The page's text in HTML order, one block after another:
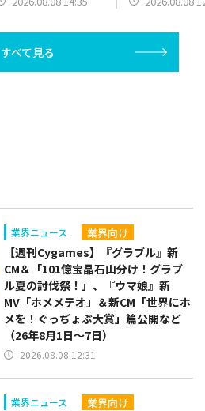
すべて見る
業界ニュース 業界向け
【週刊Cygames】『グラブル』新
CM＆「101億宝晶石山分け！グラブ
ル夏の討伐祭！」、『ウマ娘』新
MV「ホメメテオ」＆新CM「世界にホ
メを！ぐっぢょぶ大賞」篇公開など
（26年8月1日～7日）
2026.08.08 12:31
業界ニュース 業界向け